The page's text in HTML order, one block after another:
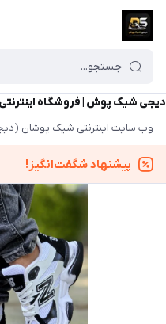
دیجی شیک پوش | فروشگاه
وب سایت اینترنتی شیک پوشان
پیشنهاد شگفت‌انگیز!